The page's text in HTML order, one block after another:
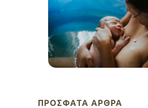
ΠΡΌΣΦΑΤΑ ΆΡΘΡΑ